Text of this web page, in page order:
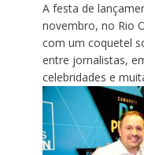
A festa de
novembro, no Rio
com um coquetel
entre jornalistas,
celebridades e